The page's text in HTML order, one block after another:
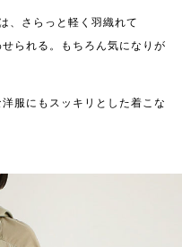
、さらっと軽く羽織れて
られる。もちろん気になりが
服にもスッキリとした着こな